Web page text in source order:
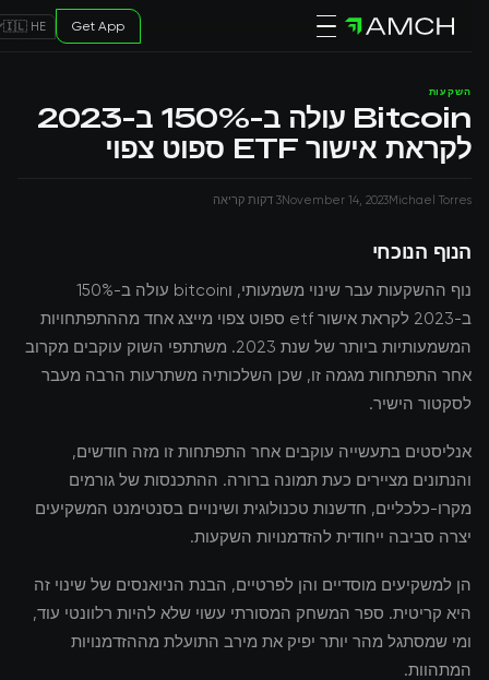
🇮🇱 HE Get App
השקעות
Bitcoin עולה ב-150% ב-2023
לקראת אישור ETF ספוט צפוי
Michael Torres
November 14, 20233 דקות קריאה
הנוף הנוכחי
נוף ההשקעות עבר שינוי משמעותי, וbitcoin עולה ב-150%
ב-2023 לקראת אישור etf ספוט צפוי מייצג אחד מההתפתחויות
המשמעותיות ביותר של שנת 2023. משתתפי השוק עוקבים מקרוב
אחר התפתחות מגמה זו, שכן השלכותיה משתרעות הרבה מעבר
לסקטור הישיר.
אנליסטים בתעשייה עוקבים אחר התפתחות זו מזה חודשים,
והנתונים מציירים כעת תמונה ברורה. ההתכנסות של גורמים
מקרו-כלכליים, חדשנות טכנולוגית ושינויים בסנטימנט המשקיעים
יצרה סביבה ייחודית להזדמנויות השקעות.
הן למשקיעים מוסדיים והן לפרטיים, הבנת הניואנסים של שינוי זה
היא קריטית. ספר המשחק המסורתי עשוי שלא להיות רלוונטי עוד,
ומי שמסתגל מהר יותר יפיק את מירב התועלת מההזדמנויות
המתהוות.